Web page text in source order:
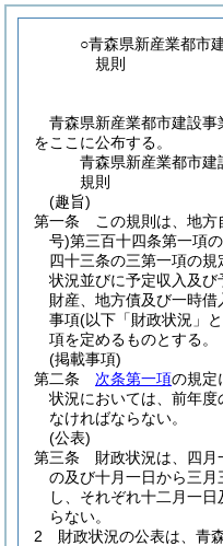
○青森県新産業都市
規則
青森県新産業都市建設事
をここに公布する。
青森県新産業都市建
規則
(趣旨)
第一条
この規則は、地方
号)第三百十四条第一項
四十三条の三第一項の
状況並びに予定収入及
財産、地方債及び一時
事項(以下「財政状況」
項を定めるものとする。
(掲載事項)
第二条
次条第一項の規定
状況においては、前年
なければならない。
(公表)
第三条
財政状況は、四月
の及び十月一日から三
し、それぞれ十二月一
らない。
2
財政状況の公表は、青